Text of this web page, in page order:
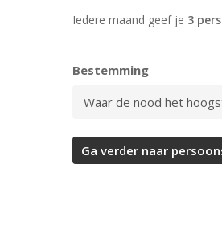
Iedere maand geef je 3
Bestemming